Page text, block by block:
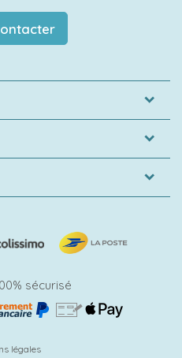
sécurisé
légales